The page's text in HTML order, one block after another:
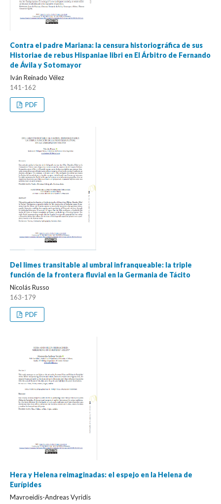
Contra el padre Mariana: la censura historiográfica de sus
Historiae de rebus Hispaniae libri en El Árbitro de Fernando
de Ávila y Sotomayor
Iván Reinado Vélez
141-162
PDF
Del limes transitable al umbral infranqueable: la triple
función de la frontera fluvial en la Germania de Tácito
Nicolás Russo
163-179
PDF
Hera y Helena reimaginadas: el espejo en la Helena de
Eurípides
Mavroeidis-Andreas Vyridis